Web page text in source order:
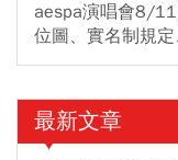
aespa演唱會8/
位圖、實名制規
最新文章